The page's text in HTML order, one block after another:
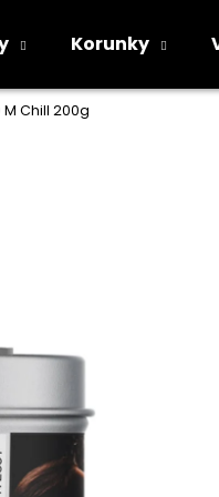
Korunky
Chill 200g
Co potřebujete